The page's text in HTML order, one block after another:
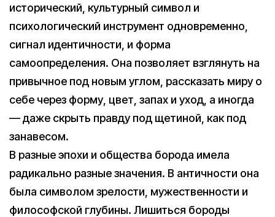
исторический, культурный символ и
психологический инструмент одновременно,
сигнал идентичности, и форма
самоопределения. Она позволяет взглянуть на
привычное под новым углом, рассказать миру о
себе через форму, цвет, запах и уход, а иногда
— даже скрыть правду под щетиной, как под
занавесом.
В разные эпохи и общества борода имела
радикально разные значения. В античности она
была символом зрелости, мужественности и
философской глубины. Лишиться бороды